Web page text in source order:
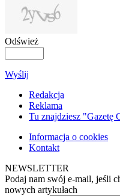
Odśwież
Wyślij
Redakcja
Reklama
Tu znajdziesz "Gazetę
Informacja o cookies
Kontakt
NEWSLETTER
Podaj nam swój e-mail, jeśli
nowych artykułach